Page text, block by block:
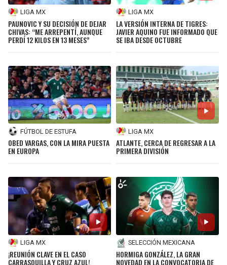
LIGA MX
PAUNOVIC Y SU DECISIÓN DE DEJAR
CHIVAS: “ME ARREPENTÍ, AUNQUE
PERDÍ 12 KILOS EN 13 MESES”
LIGA MX
LA VERSIÓN INTERNA DE TIGRES:
JAVIER AQUINO FUE INFORMADO QUE
SE IBA DESDE OCTUBRE
FÚTBOL DE ESTUFA
OBED VARGAS, CON LA MIRA PUESTA
EN EUROPA
LIGA MX
ATLANTE, CERCA DE REGRESAR A LA
PRIMERA DIVISIÓN
LIGA MX
¡REUNIÓN CLAVE EN EL CASO
CARRASQUILLA Y CRUZ AZUL!
SELECCIÓN MEXICANA
HORMIGA GONZÁLEZ, LA GRAN
NOVEDAD EN LA CONVOCATORIA DE